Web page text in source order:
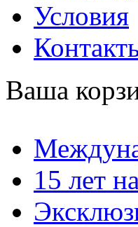
Условия
Ваша
15 лет